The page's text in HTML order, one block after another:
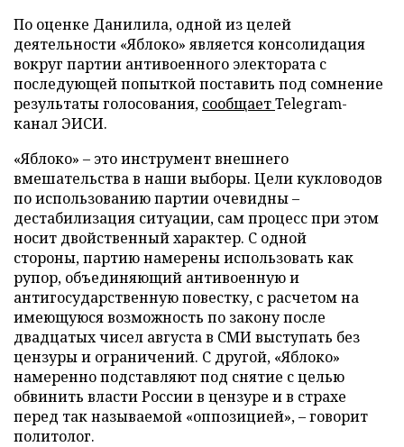
По оценке Данилила, одной из целей
деятельности «Яблоко» является консолидация
вокруг партии антивоенного электората с
последующей попыткой поставить под сомнение
результаты голосования, сообщаетTelegram-
канал ЭИСИ.
«Яблоко» – это инструмент внешнего
вмешательства в наши выборы. Цели кукловодов
по использованию партии очевидны –
дестабилизация ситуации, сам процесс при этом
носит двойственный характер. С одной
стороны, партию намерены использовать как
рупор, объединяющий антивоенную и
антигосударственную повестку, с расчетом на
имеющуюся возможность по закону после
двадцатых чисел августа в СМИ выступать без
цензуры и ограничений. С другой, «Яблоко»
намеренно подставляют под снятие с целью
обвинить власти России в цензуре и в страхе
перед так называемой «оппозицией», – говорит
политолог.